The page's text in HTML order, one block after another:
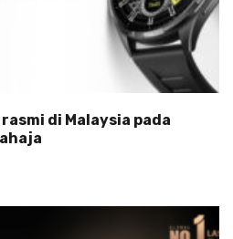
rasmi di Malaysia pada